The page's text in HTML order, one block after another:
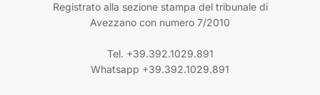
Registrato alla sezione stampa del tribunale di
Avezzano con numero 7/2010
Tel. +39.392.1029.891
Whatsapp +39.392.1029.891